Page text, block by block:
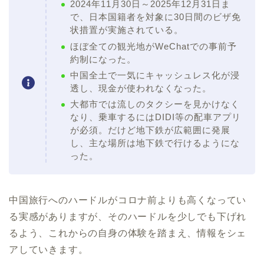
2024年11月30日～2025年12月31日ま
で、日本国籍者を対象に30日間のビザ免
状措置が実施されている。
ほぼ全ての観光地がWeChatでの事前予
約制になった。
中国全土で一気にキャッシュレス化が浸
透し、現金が使われなくなった。
大都市では流しのタクシーを見かけなく
なり、乗車するにはDIDI等の配車アプリ
が必須。だけど地下鉄が広範囲に発展
し、主な場所は地下鉄で行けるようにな
った。
中国旅行へのハードルがコロナ前よりも高くなってい
る実感がありますが、そのハードルを少しでも下げれ
るよう、これからの自身の体験を踏まえ、情報をシェ
アしていきます。